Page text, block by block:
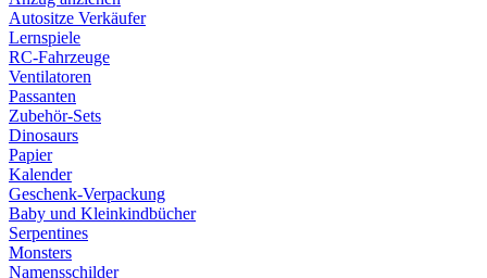
Autositze Verkäufer
Lernspiele
RC-Fahrzeuge
Ventilatoren
Passanten
Zubehör-Sets
Dinosaurs
Papier
Kalender
Geschenk-Verpackung
Baby und Kleinkindbücher
Serpentines
Monsters
Namensschilder